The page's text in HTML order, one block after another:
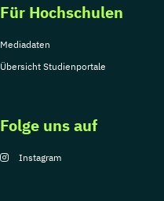
Für Hochschulen
Mediadaten
Übersicht Studienportale
Folge uns auf
Instagram